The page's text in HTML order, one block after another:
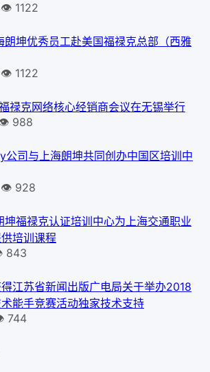
👁 1122
朗坤优秀员工赴美国福禄克总部（西雅
👁 1122
禄克网络核心经销商会议在无锡举行
988
公司与上海朗坤共同创办中国区培训中
👁 928
坤福禄克认证培训中心为上海交通职业
培训课程
843
江苏省新闻出版广电局关于举办2018
能手竞赛活动独家技术支持
744